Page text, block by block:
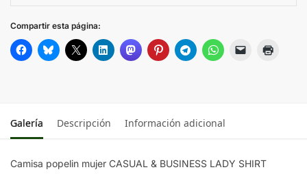
Compartir esta página:
Galería Descripción Información adicional
Camisa popelin mujer CASUAL & BUSINESS LADY SHIRT